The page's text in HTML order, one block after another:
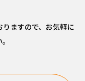
ますので、 お気軽に